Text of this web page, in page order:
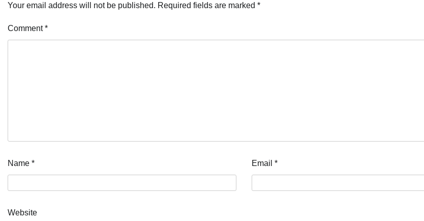
Your email address will not be published. Required fields are marked *
Comment*
Name * Email *
Website